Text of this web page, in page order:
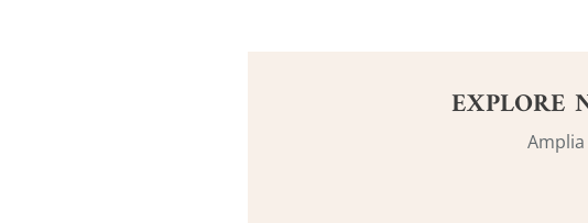
EXPLORE